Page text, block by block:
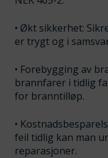
• Økt sikkerhet:
er trygt og i
• Forebygging av
brannfarer i tidlig
for branntilløp.
•
feil tidlig kan man
reparasjoner.